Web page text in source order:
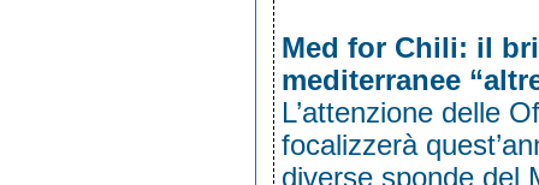
Med for Chili: il
mediterranee
L’attenzione delle
focalizzerà
diverse sponde del